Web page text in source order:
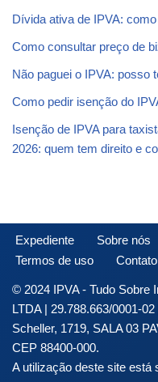
Dívida ativa de IPVA:
Como consultar preço de
Não paguei o IPVA: posso
Como pedir isenção do
Isenção de IPVA para
2026: quem tem direito e
Expediente Sobre nós
Termos de uso
Contato
© 2024 IPVA - Tudo Sobre
LTDA | 29.788.663/0001-
Scheller, 1719, SALA 03
CEP 88400-000.
A utilização deste site está